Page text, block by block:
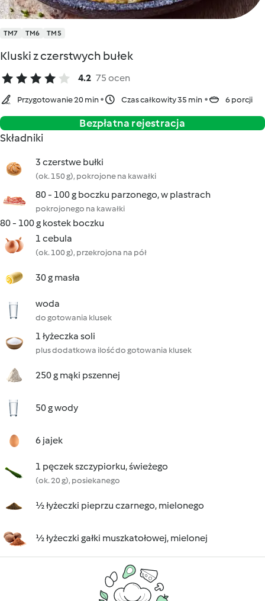
TM7 TM6 TM5
Kluski z czerstwych bułek
4.2 75 ocen
Przygotowanie 20 min Czas całkowity 35 min 6 porcji
Bezpłatna rejestracja
Składniki
3 czerstwe bułki
(ok. 150 g), pokrojone na kawałki
80 - 100 g boczku parzonego, w plastrach
pokrojonego na kawałki
80 - 100 g kostek boczku
1 cebula
(ok. 100 g), przekrojona na pół
30 g masła
woda
do gotowania klusek
1 łyżeczka soli
plus dodatkowa ilość do gotowania klusek
250 g mąki pszennej
50 g wody
6 jajek
1 pęczek szczypiorku, świeżego
(ok. 20 g), posiekanego
½ łyżeczki pieprzu czarnego, mielonego
½ łyżeczki gałki muszkatołowej, mielonej